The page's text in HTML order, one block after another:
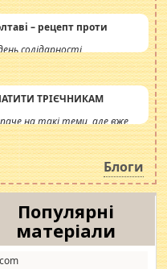
– рецепт проти
солідарності
ТРІЄЧНИКАМ
на такі теми, але вже
інсенуації
питання. Штучно
катастрофа.
Блоги
Популярні
матеріали